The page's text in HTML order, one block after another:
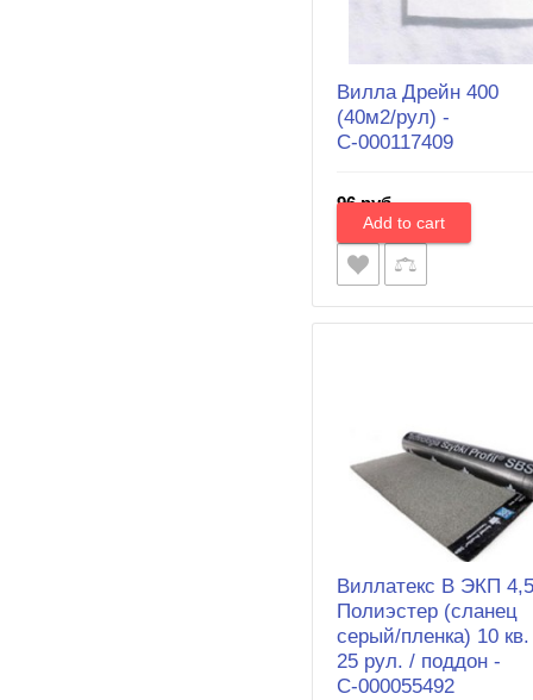
Вилла Дрейн 400
(40м2/рул) -
С-000117409
96 руб.
Виллатекс В ЭКП 4,5
Полиэстер (сланец
серый/пленка) 10
25 рул. / поддон -
С-000055492